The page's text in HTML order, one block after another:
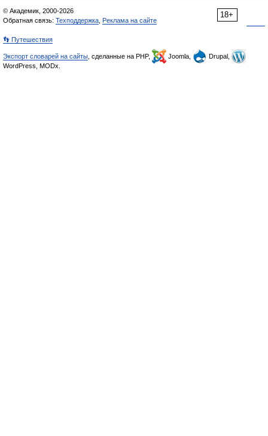
18+
© Академик, 2000-2026
Обратная связь: Техподдержка Реклама на сайте
👣 Путешествия
Экспорт словарей на сайты , сделанные на PHP, Joomla,
Drupal,
WordPress, MODx.